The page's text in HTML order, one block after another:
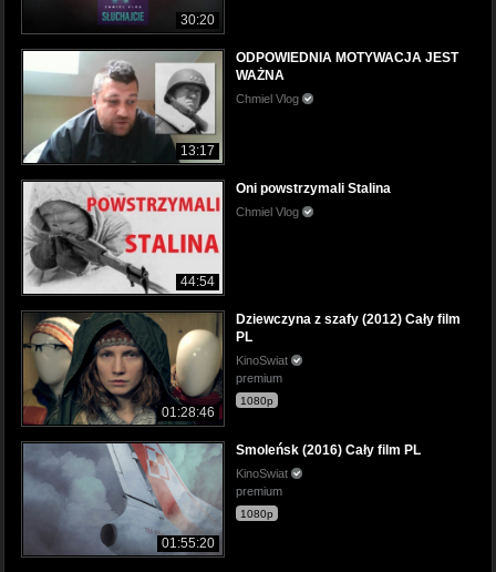
30:20
13:17
ODPOWIEDNIA MOTYWACJA JEST
WAŻNA
Chmiel Vlog
44:54
Oni powstrzymali Stalina
Chmiel Vlog
01:28:46
Dziewczyna z szafy (2012) Cały film
PL
KinoSwiat
premium
1080p
01:55:20
Smoleńsk (2016) Cały film PL
KinoSwiat
premium
1080p